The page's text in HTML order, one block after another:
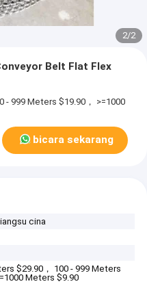
2/2
Belt Flat Flex
- 999 Meters $19.90， >=1000
bicara sekarang
cina
$29.90， 100 - 999 Meters
Meters $9.90